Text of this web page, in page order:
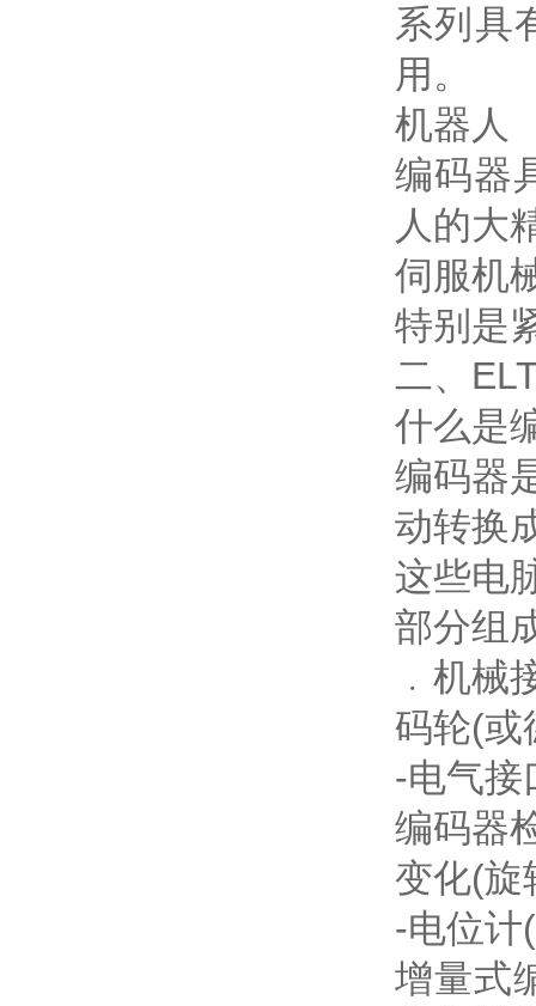
系列具
用。
机器人
编码器
人的大
伺服机
特别是
二、
什么是
编码器
动转换
这些电
部分组
﹒机械
码轮(或
-电气接
编码器
变化(
-电位计
增量式